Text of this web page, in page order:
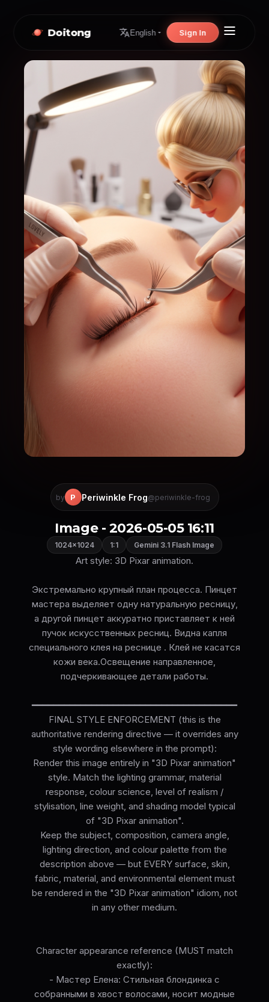
Doitong English Sign In
by P Periwinkle Frog@periwinkle-frog
Image - 2026-05-05 16:11
1024×1024 1:1 Gemini 3.1 Flash Image
Art style: 3D Pixar animation.
Экстремально крупный план процесса. Пинцет
мастера выделяет одну натуральную ресницу,
а другой пинцет аккуратно приставляет к ней
пучок искусственных ресниц. Видна капля
специального клея на реснице . Клей не касатся
кожи века.Освещение направленное,
подчеркивающее детали работы.
━━━━━━━━━━━━━━━━━━━━━━━━━━━━━━━━━━━━━━
FINAL STYLE ENFORCEMENT (this is the
authoritative rendering directive — it overrides any
style wording elsewhere in the prompt):
Render this image entirely in "3D Pixar animation"
style. Match the lighting grammar, material
response, colour science, level of realism /
stylisation, line weight, and shading model typical
of "3D Pixar animation".
Keep the subject, composition, camera angle,
lighting direction, and colour palette from the
description above — but EVERY surface, skin,
fabric, material, and environmental element must
be rendered in the "3D Pixar animation" idiom, not
in any other medium.
Character appearance reference (MUST match
exactly):
- Мастер Елена: Стильная блондинка с
собранными в хвост волосами, носит модные